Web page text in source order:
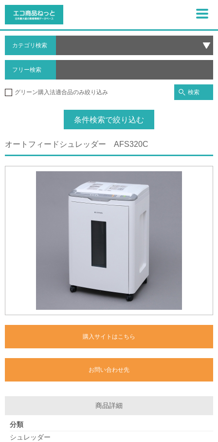
カテゴリ検索
フリー検索
グリーン購入法適合品のみ絞り込み 検索
条件検索で絞り込む
オートフィードシュレッダー AFS320C
購入サイトはこちら
お問い合わせ先
商品詳細
分類
シュレッダー